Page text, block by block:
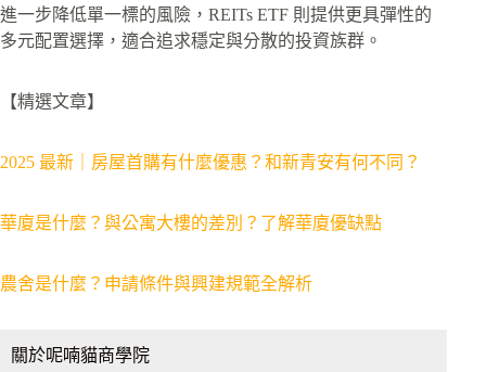
進一步降低單一標的風險，REITs ETF 則提供更具彈性的
多元配置選擇，適合追求穩定與分散的投資族群。
【精選文章】
2025 最新｜房屋首購有什麼優惠？和新青安有何不同？
華廈是什麼？與公寓大樓的差別？了解華廈優缺點
農舍是什麼？申請條件與興建規範全解析
關於呢喃貓商學院